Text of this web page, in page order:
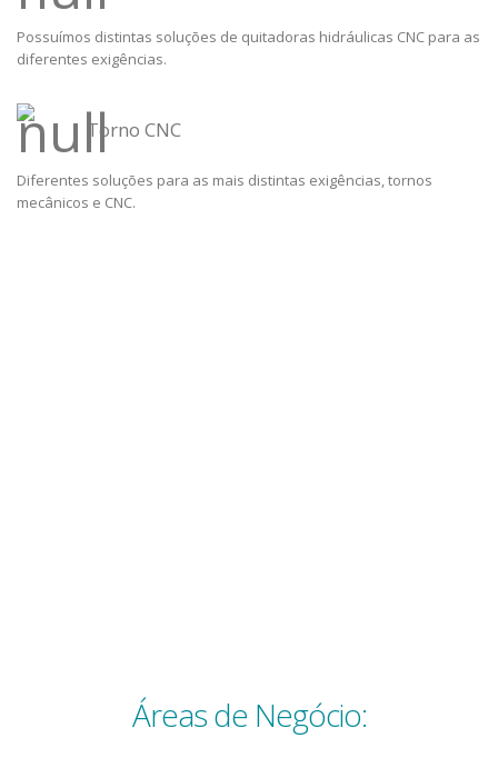
Possuímos distintas soluções de quitadoras hidráulicas CNC para as
diferentes exigências.
Torno CNC
Diferentes soluções para as mais distintas exigências, tornos
mecânicos e CNC.
Áreas de Negócio: